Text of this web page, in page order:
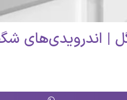
اندرویدی‌های